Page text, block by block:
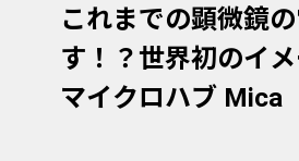
これまでの顕微鏡
す！？世界初のイメ
マイクロハブ Mica